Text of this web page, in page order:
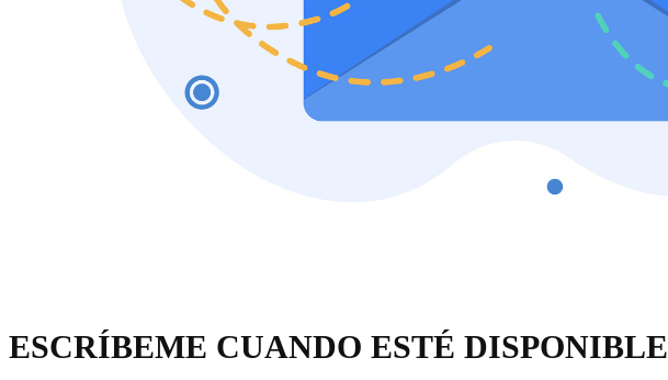
ESCRÍBEME CUANDO ESTÉ DISPONIBLE